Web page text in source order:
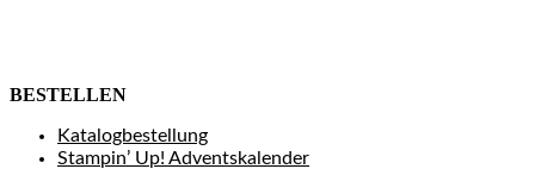
BESTELLEN
Katalogbestellung
Stampin’ Up! Adventskalender